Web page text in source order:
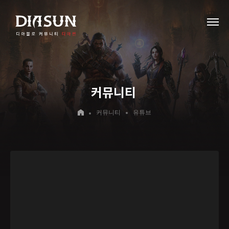
커뮤니티
커뮤니티 유튜브